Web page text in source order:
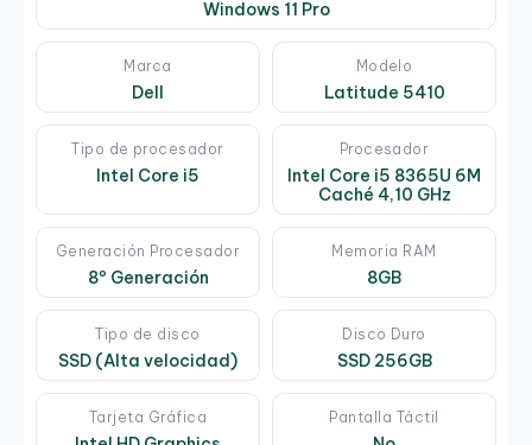
Windows 11 Pro
Marca
Dell
Modelo
Latitude 5410
Tipo de procesador
Intel Core i5
Procesador
Intel Core i5 8365U 6M
Caché 4,10 GHz
Generación Procesador
8º Generación
Memoria RAM
8GB
Tipo de disco
SSD (Alta velocidad)
Disco Duro
SSD 256GB
Tarjeta Gráfica Pantalla Táctil